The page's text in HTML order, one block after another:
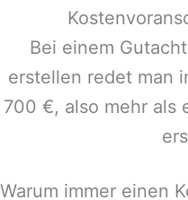
Bei einem
erstellen redet man
700 €, also mehr als
Warum immer einen